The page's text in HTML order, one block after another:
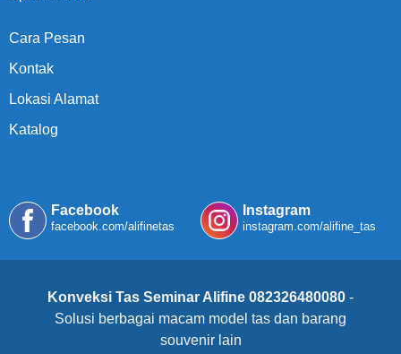
Cara Pesan
Kontak
Lokasi Alamat
Katalog
Facebook
facebook.com/alifinetas
Instagram
instagram.com/alifine_tas
Konveksi Tas Seminar Alifine 082326480080 -
Solusi berbagai macam model tas dan barang
souvenir lain